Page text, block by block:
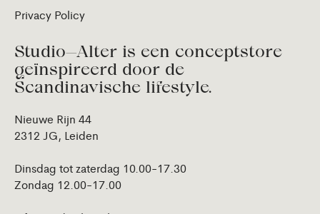
Privacy Policy
Studio—Alter is een conceptstore
geïnspireerd door de
Scandinavische lifestyle.
Nieuwe Rijn 44
2312 JG, Leiden
Dinsdag tot zaterdag 10.00-17.30
Zondag 12.00-17.00